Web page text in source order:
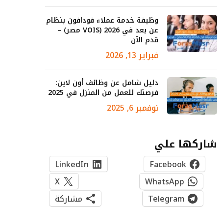
وظيفة خدمة عملاء فودافون بنظام
عن بعد في 2026 (VOIS مصر) –
قدم الآن
فبراير 13, 2026
دليل شامل عن وظائف أون لاين:
فرصتك للعمل من المنزل في 2025
نوفمبر 6, 2025
شاركها علي
Facebook
LinkedIn
WhatsApp
X
Telegram
مشاركة